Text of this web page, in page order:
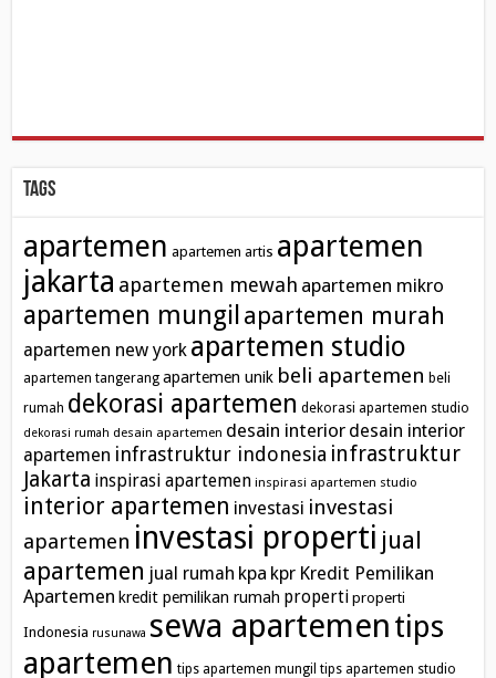
Tags
apartemen apartemen artis apartemen
jakarta apartemen mewah apartemen mikro
apartemen mungil apartemen murah
apartemen new york apartemen studio
apartemen tangerang apartemen unik beli apartemen beli
rumah dekorasi apartemen dekorasi apartemen studio
dekorasi rumah desain apartemen desain interior desain interior
apartemen infrastruktur indonesia infrastruktur
Jakarta inspirasi apartemen inspirasi apartemen studio
interior apartemen investasi investasi
apartemen investasi properti jual
apartemen jual rumah kpa kpr Kredit Pemilikan
Apartemen kredit pemilikan rumah properti properti
Indonesia rusunawa sewa apartementips
apartemen tips apartemen mungil tips apartemen studio